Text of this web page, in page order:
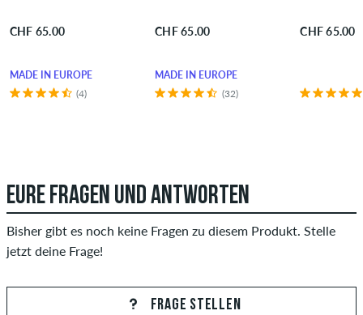
CHF 65.00
MADE IN EUROPE
(4)
CHF 65.00
MADE IN EUROPE
(32)
CHF 65.00
EURE FRAGEN UND ANTWORTEN
Bisher gibt es noch keine Fragen zu diesem Produkt. Stelle
jetzt deine Frage!
FRAGE STELLEN